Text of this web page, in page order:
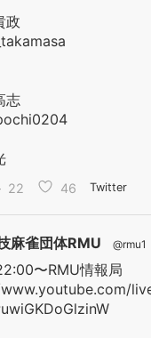
政
志
22 46 Twitter
麻雀団体RMU @rmu1
〜RMU情報局